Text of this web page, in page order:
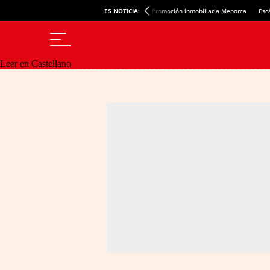
ES NOTICIA: Promoción inmobiliaria Menorca
Leer en Castellano